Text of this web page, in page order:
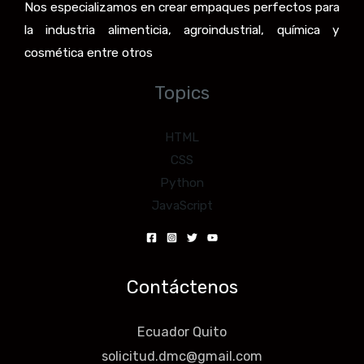
Nos especializamos en crear empaques perfectos para
la industria alimenticia, agroindustrial, química y
cosmética entre otros
Topics
HTML
CSS
Python
JavaScript
Contáctenos
Ecuador Quito
solicitud.dmc@gmail.com